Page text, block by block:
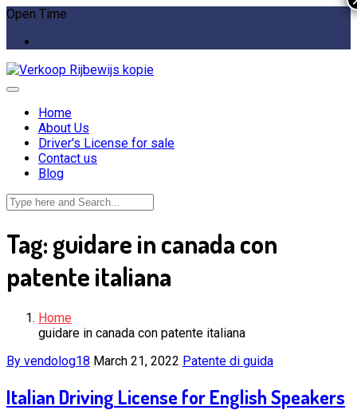
Open Time
Home
About Us
Driver's License for sale
Contact us
Blog
Tag:guidare in canada con
patente italiana
Home
guidare in canada con patente italiana
By vendolog18 March 21, 2022 Patente di guida
Italian Driving License for English Speakers